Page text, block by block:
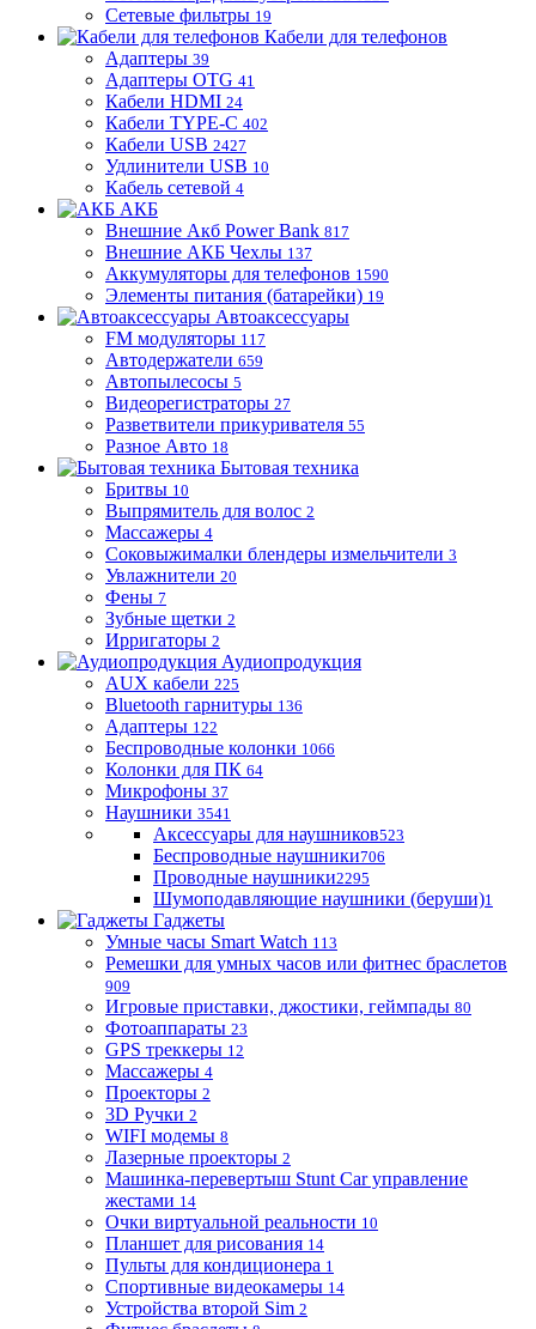
Сетевые фильтры 19
Кабели для телефонов
Адаптеры 39
Адаптеры OTG 41
Кабели HDMI 24
Кабели TYPE-C 402
Кабели USB 2427
Удлинители USB 10
Кабель сетевой 4
АКБ
Внешние Акб Power Bank 817
Внешние АКБ Чехлы 137
Аккумуляторы для телефонов 1590
Элементы питания (батарейки) 19
Автоаксессуары
FM модуляторы 117
Автодержатели 659
Автопылесосы 5
Видеорегистраторы 27
Разветвители прикуривателя 55
Разное Авто 18
Бытовая техника
Бритвы 10
Выпрямитель для волос 2
Массажеры 4
Соковыжималки блендеры измельчители 3
Увлажнители 20
Фены 7
Зубные щетки 2
Ирригаторы 2
Аудиопродукция
AUX кабели 225
Bluetooth гарнитуры 136
Адаптеры 122
Беспроводные колонки 1066
Колонки для ПК 64
Микрофоны 37
Наушники 3541
Аксессуары для наушников523
Беспроводные наушники706
Проводные наушники2295
Шумоподавляющие наушники (беруши)1
Гаджеты
Умные часы Smart Watch 113
Ремешки для умных часов или фитнес браслетов
909
Игровые приставки, джостики, геймпады 80
Фотоаппараты 23
GPS треккеры 12
Массажеры 4
Проекторы 2
3D Ручки 2
WIFI модемы 8
Лазерные проекторы 2
Машинка-перевертыш Stunt Car управление
жестами 14
Очки виртуальной реальности 10
Планшет для рисования 14
Пульты для кондиционера 1
Спортивные видеокамеры 14
Устройства второй Sim 2